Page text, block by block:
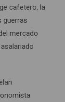
cafetero, la
guerras
mercado